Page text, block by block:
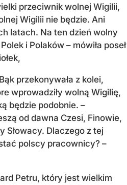
przeciwnik wolnej Wigilii,
Wigilii nie będzie. Ani
latach. Na ten dzień wolny
i Polaków – mówiła poseł
przekonywała z kolei,
wprowadziły wolną Wigilię,
będzie podobnie. –
od dawna Czesi, Finowie,
Słowacy. Dlaczego z tej
polscy pracownicy? –
Petru, który jest wielkim